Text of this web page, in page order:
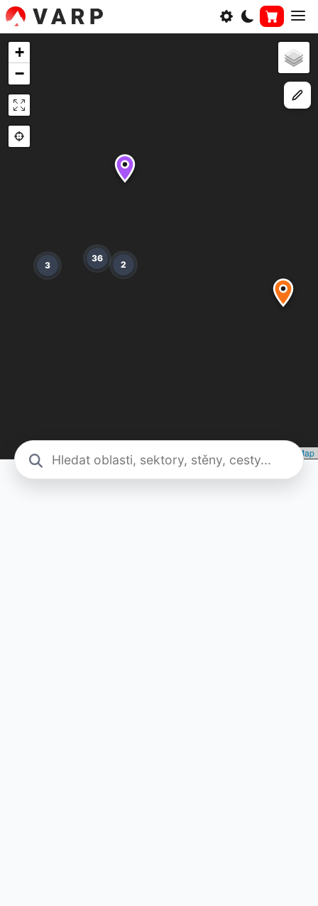
3 2
36
+
−
Leaflet Seznam.cz, a.s. OpenStreetMap